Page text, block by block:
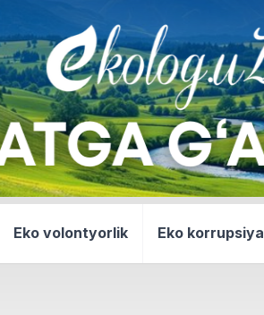
Eko volontyorlik Eko korrupsiya